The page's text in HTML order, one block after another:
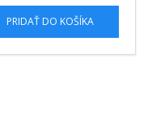
PRIDAŤ DO KOŠÍKA